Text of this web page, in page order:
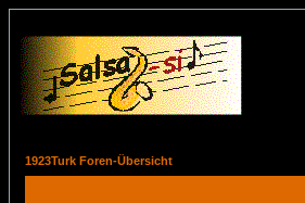
1923Turk Foren-Übersicht